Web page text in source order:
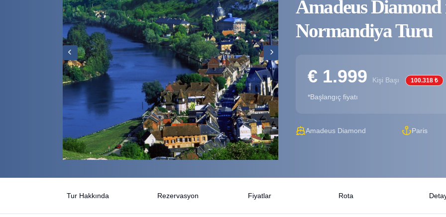
Amadeus Diamond
Normandiya Turu
€ 1.999 Kişi Başı 100.318 ₺
*Başlangıç fiyatı
Amadeus Diamond Paris
Tur Hakkında Rezervasyon Fiyatlar Rota